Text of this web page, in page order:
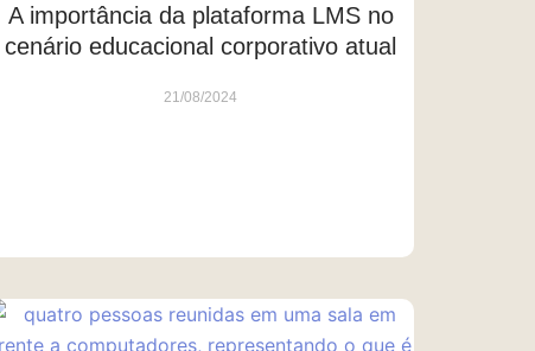
A importância da plataforma LMS no
cenário educacional corporativo atual
21/08/2024